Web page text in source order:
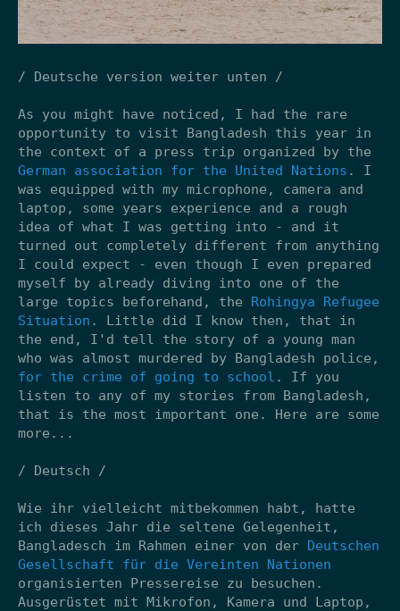
/ Deutsche version weiter unten /
As you might have noticed, I had the rare
opportunity to visit Bangladesh this year in
the context of a press trip organized by the
German association for the United Nations . I
was equipped with my microphone, camera and
laptop, some years experience and a rough
idea of what I was getting into - and it
turned out completely different from anything
I could expect - even though I even prepared
myself by already diving into one of the
large topics beforehand, the Rohingya Refugee
Situation . Little did I know then, that in
the end, I'd tell the story of a young man
who was almost murdered by Bangladesh police,
for the crime of going to school . If you
listen to any of my stories from Bangladesh,
that is the most important one. Here are some
more...
/ Deutsch /
Wie ihr vielleicht mitbekommen habt, hatte
ich dieses Jahr die seltene Gelegenheit,
Bangladesch im Rahmen einer von der Deutschen
Gesellschaft für die Vereinten Nationen
organisierten Pressereise zu besuchen.
Ausgerüstet mit Mikrofon, Kamera und Laptop,